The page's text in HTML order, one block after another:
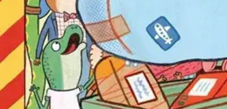
Oletko tyytyväinen tuotetietoihin?
Ovatko tuotetiedot riittävät? Jos tuotetiedoissa on puutteita tai niitä voisi
Anna palautetta ,Avautuu uuteen välilehteen
Verkkokauppa